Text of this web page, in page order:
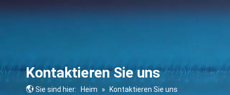
Kontaktieren Sie uns
Sie sind hier: Heim » Kontaktieren Sie uns